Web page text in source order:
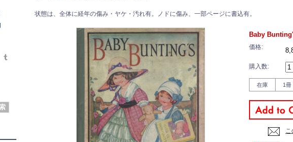
状態は、全体に経年の傷み・ヤケ・汚れ有。ノドに傷み、一部ページに書込有。
Baby
価格:
購入数:
在庫 1冊
こ